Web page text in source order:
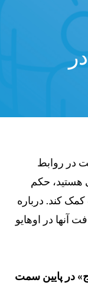
روابط
حکم
کند. درباره
در اوهایو
پایین سمت